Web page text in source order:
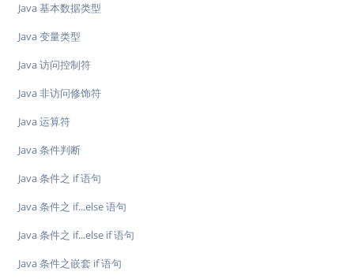
Java 基本数据类型
Java 变量类型
Java 访问控制符
Java 非访问修饰符
Java 运算符
Java 条件判断
Java 条件之 if 语句
Java 条件之 if...else 语句
Java 条件之 if...else if 语句
Java 条件之嵌套 if 语句